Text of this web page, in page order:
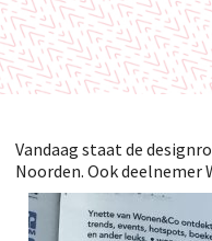
Vandaag staat de
Noorden. Ook